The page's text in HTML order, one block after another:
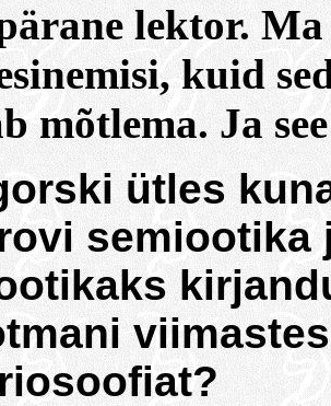
lektor.
kuid
mõtlema. Ja
ütles
semiootika